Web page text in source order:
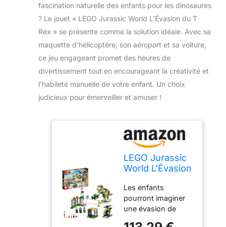
fascination naturelle des enfants pour les dinosaures
? Le jouet « LEGO Jurassic World L’Évasion du T
Rex » se présente comme la solution idéale. Avec sa
maquette d’hélicoptère, son aéroport et sa voiture,
ce jeu engageant promet des heures de
divertissement tout en encourageant la créativité et
l’habileté manuelle de votre enfant. Un choix
judicieux pour émerveiller et amuser !
LEGO Jurassic
World L'Évasion
Jouet de
Dinosaure avec
Voiture -
Maquette
Les enfants
pourront imaginer
une évasion de